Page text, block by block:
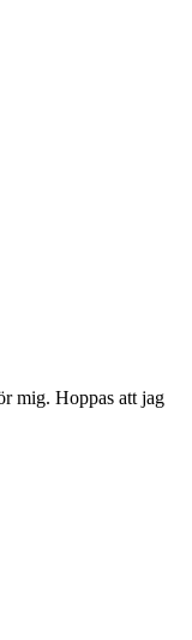
mig. Hoppas att jag